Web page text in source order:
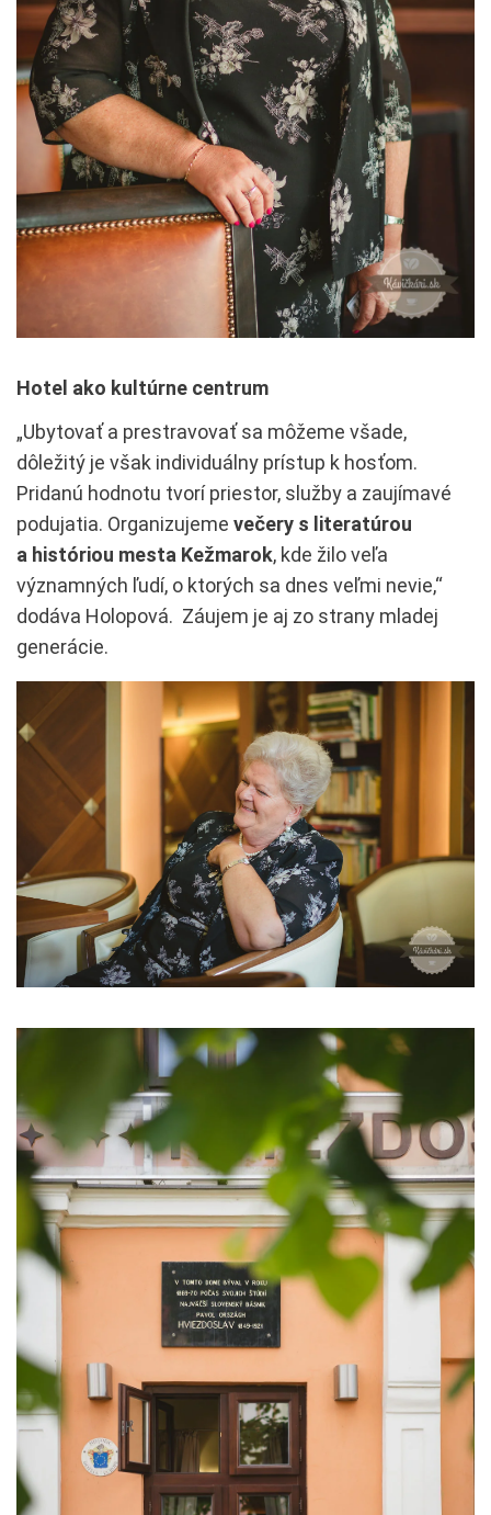
Hotel ako kultúrne centrum
„Ubytovať a prestravovať sa môžeme všade,
dôležitý je však individuálny prístup k hosťom.
Pridanú hodnotu tvorí priestor, služby a zaujímavé
podujatia. Organizujeme večery s literatúrou
a históriou mesta Kežmarok, kde žilo veľa
významných ľudí, o ktorých sa dnes veľmi nevie,“
dodáva Holopová. Záujem je aj zo strany mladej
generácie.